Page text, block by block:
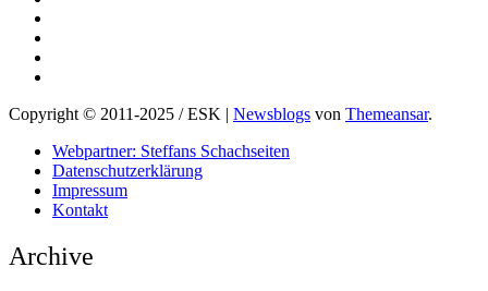
Copyright © 2011-2025 / ESK | Newsblogs von Themeansar.
Webpartner: Steffans Schachseiten
Datenschutzerklärung
Impressum
Kontakt
Archive